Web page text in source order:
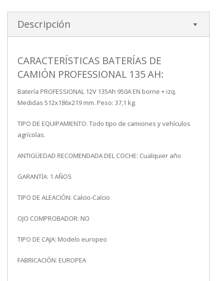
Descripción
CARACTERÍSTICAS BATERÍAS DE
CAMIÓN PROFESSIONAL 135 AH:
Batería PROFESSIONAL 12V 135Ah 950A EN borne + izq.
Medidas 512x186x219 mm. Peso: 37,1 kg.
TIPO DE EQUIPAMIENTO: Todo tipo de camiones y vehículos
agrícolas.
ANTIGÜEDAD RECOMENDADA DEL COCHE: Cualquier año
GARANTÍA: 1 AÑOS
TIPO DE ALEACIÓN: Calcio-Calcio
OJO COMPROBADOR: NO
TIPO DE CAJA: Modelo europeo
FABRICACIÓN: EUROPEA